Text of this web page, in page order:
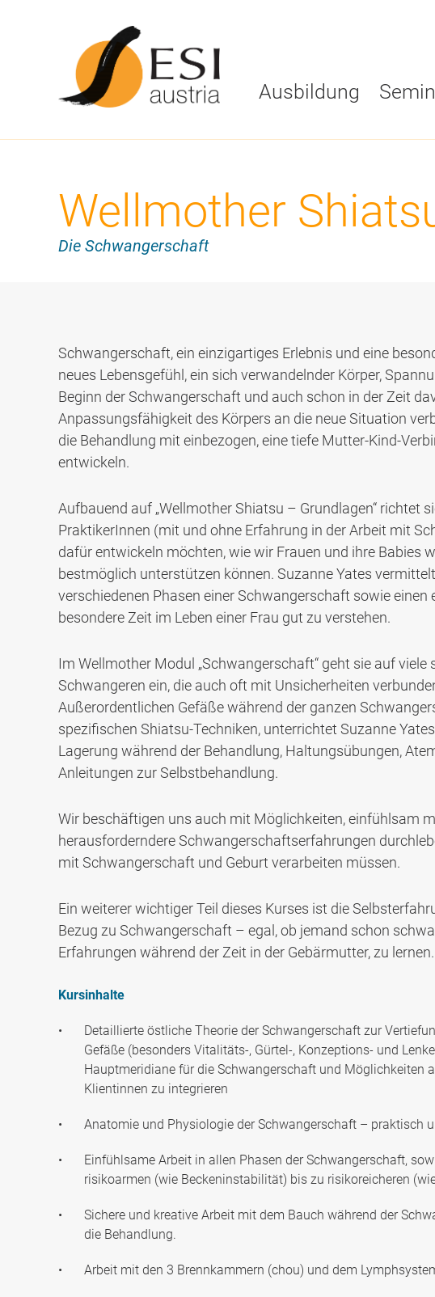
Ausbildung
Stufe 2
Stufe 3
Ziele, Leitbild
ESI Austria Team
Wellmother
Die Schwangerschaft
Schwangerschaft, ein einzigartiges Erlebnis und eine
neues Lebensgefühl, ein sich verwandelnder Körper,
Beginn der Schwangerschaft und auch schon in der Zeit
Anpassungsfähigkeit des Körpers an die neue Situation
die Behandlung mit einbezogen, eine tiefe Mutter-Kind-
entwickeln.
Aufbauend auf „Wellmother Shiatsu – Grundlagen“ richtet
PraktikerInnen (mit und ohne Erfahrung in der Arbeit mit
dafür entwickeln möchten, wie wir Frauen und ihre Babies
bestmöglich unterstützen können. Suzanne Yates
verschiedenen Phasen einer Schwangerschaft sowie
besondere Zeit im Leben einer Frau gut zu verstehen.
Im Wellmother Modul „Schwangerschaft“ geht sie auf
Schwangeren ein, die auch oft mit Unsicherheiten
Außerordentlichen Gefäße während der ganzen
spezifischen Shiatsu-Techniken, unterrichtet Suzanne
Lagerung während der Behandlung, Haltungsübungen,
Anleitungen zur Selbstbehandlung.
Wir beschäftigen uns auch mit Möglichkeiten, einfühlsam
herausforderndere Schwangerschaftserfahrungen
mit Schwangerschaft und Geburt verarbeiten müssen.
Ein weiterer wichtiger Teil dieses Kurses ist die
Bezug zu Schwangerschaft – egal, ob jemand schon
Erfahrungen während der Zeit in der Gebärmutter, zu lernen.
Kursinhalte
Detaillierte östliche Theorie der Schwangerschaft zur
Gefäße (besonders Vitalitäts-, Gürtel-, Konzeptions- und
Hauptmeridiane für die Schwangerschaft und Möglichkeiten
Klientinnen zu integrieren
Anatomie und Physiologie der Schwangerschaft – praktisch
Einfühlsame Arbeit in allen Phasen der Schwangerschaft,
risikoarmen (wie Beckeninstabilität) bis zu risikoreicheren
Sichere und kreative Arbeit mit dem Bauch während der
die Behandlung.
Arbeit mit den 3 Brennkammern (chou) und dem